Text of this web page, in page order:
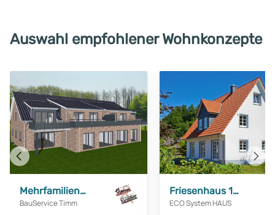
Auswahl empfohlener Wohnkonzepte
Mehrfamilienhaus mit 8 WE
BauService Timm
Friesenhaus 140
ECO System HAUS
Vorheriges